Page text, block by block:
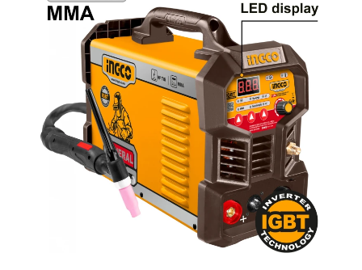
Electrodomésticos
Tecnología
Deportes